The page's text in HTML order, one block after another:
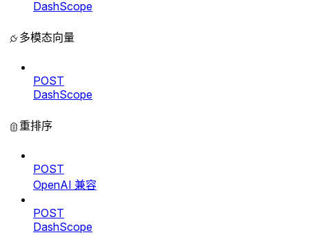
DashScope
多模态向量
POST
DashScope
重排序
POST
OpenAI 兼容
POST
DashScope